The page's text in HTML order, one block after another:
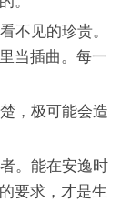
不见的珍贵。
当插曲。每一
，极可能会造
。能在安逸时
要求，才是生